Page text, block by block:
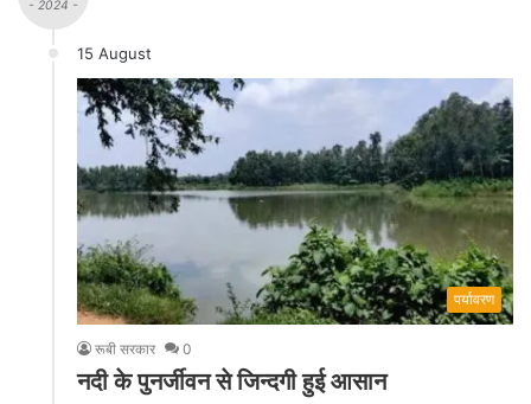
- 2024 -
15 August
पर्यावरण
रूबी सरकार 0
नदी के पुनर्जीवन से जिन्दगी हुई आसान